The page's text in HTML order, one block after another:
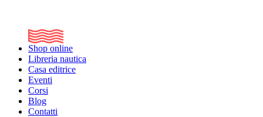
Shop online
Libreria nautica
Casa editrice
Eventi
Corsi
Blog
Contatti